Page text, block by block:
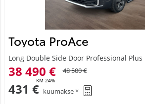
Toyota ProAce
Long Double Side Door Professional Plus
38 490 €
KM 24%
48 500 €
431 € kuumakse *